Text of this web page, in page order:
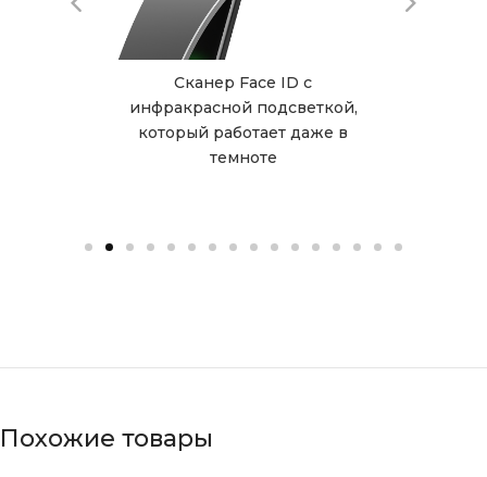
Сканер Face ID с
инфракрасной подсветкой,
который работает даже в
темноте
Похожие товары